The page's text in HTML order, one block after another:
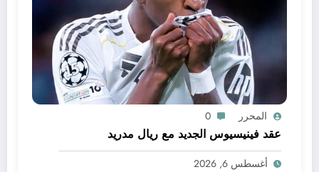
المحرر 0
عقد فينيسيوس الجديد مع ريال مدريد
أغسطس 6, 2026